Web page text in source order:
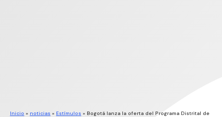
Inicio » noticias » Estímulos » Bogotá lanza la oferta del Programa Distrital de